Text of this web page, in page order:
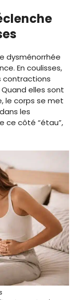
dysménorrhée
En coulisses,
contractions
elles sont
le corps se met
les
ce côté “étau”,